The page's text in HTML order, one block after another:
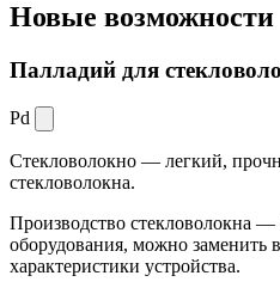
Новые возможности
Палладий для
Pd
Стекловолокно — легкий,
стекловолокна.
Производство стекловолокна
оборудования, можно заменить
характеристики устройства.